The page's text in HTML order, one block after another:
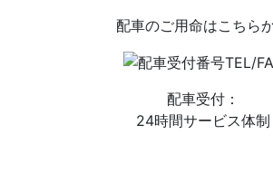
配車のご用命はこちら
配車受付：
24時間サービス体制